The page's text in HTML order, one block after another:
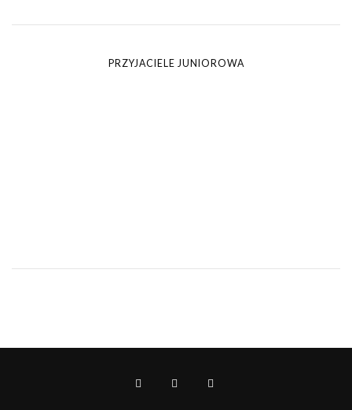
PRZYJACIELE JUNIOROWA